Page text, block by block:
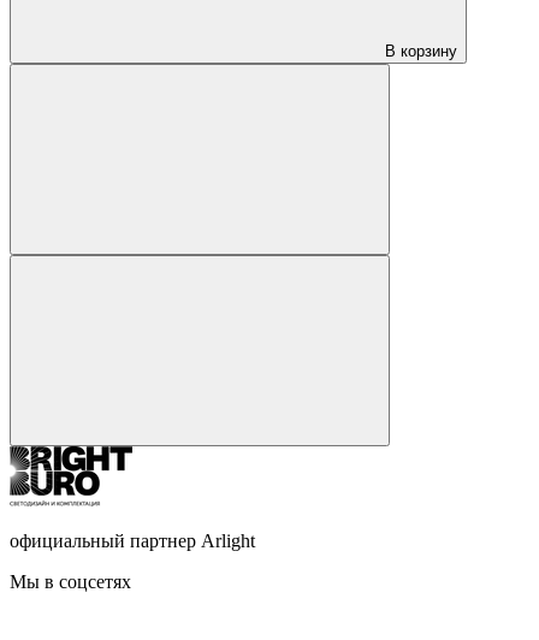
В корзину
официальный партнер Arlight
Мы в соцсетях